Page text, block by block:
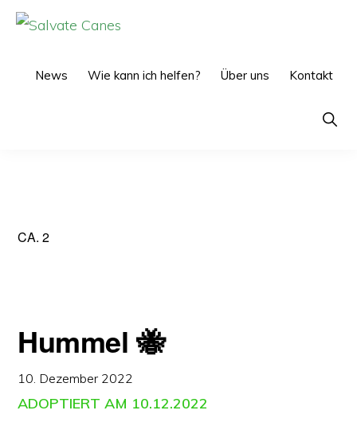
Zur
Zum
News Wie kann ich helfen? Über uns Kontakt
Show
CA. 2
Hummel 🐝
10. Dezember 2022
ADOPTIERT AM 10.12.2022